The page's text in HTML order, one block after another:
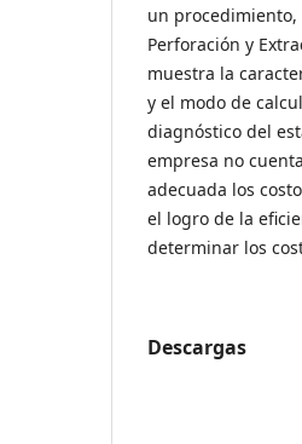
un procedimiento,
Perforación y
muestra la
y el modo de
diagnóstico del
empresa no
adecuada los
el logro de la
determinar los
Descargas